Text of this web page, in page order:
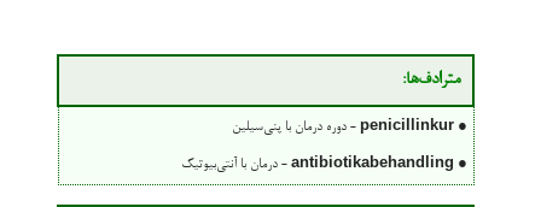
مترادف‌ها:
●
penicillinkur - دوره درمان با پنی‌سیلین
●
antibiotikabehandling - درمان با آنتی‌بیوتیک